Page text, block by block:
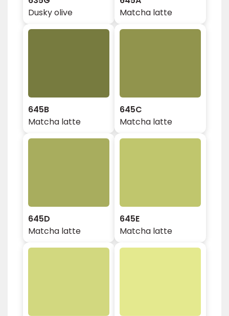
Dusky olive
Matcha latte
645B
Matcha latte
645C
Matcha latte
645D
Matcha latte
645E
Matcha latte